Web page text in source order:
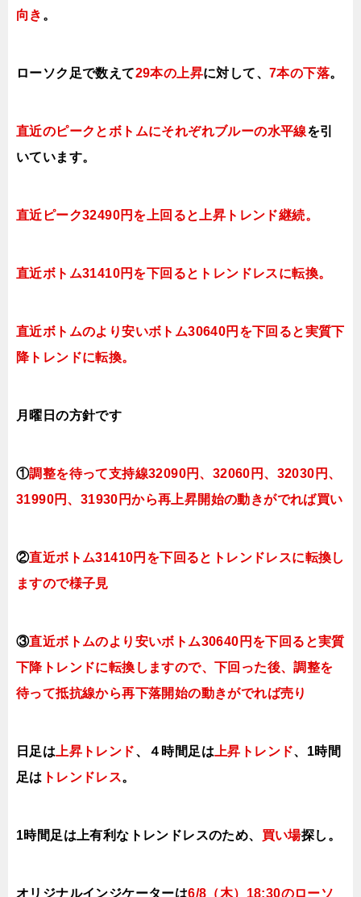
向き 。
ローソク足で数えて29本の上昇に対して、7本の下落。
直近のピークとボトムにそれぞれブルーの水平線を引
いています。
直近ピーク32490円を上回ると上昇トレンド継続。
直近ボトム31410円を下回るとトレンドレスに転換。
直近ボトムのより安いボトム30640円を下回ると実質下
降トレンドに転換。
月曜日の方針です
①調整を待って支持線32090円、32060円、32030円、
31990円、31930円から再上昇開始の動きがでれば買い
②直近ボトム31410円を下回るとトレンドレスに転換し
ますので様子見
③直近ボトムのより安いボトム30640円を下回ると実質
下降トレンドに転換しますので、下回った後、調整を
待って抵抗線から再下落開始の動きがでれば売り
日足は 上昇トレンド、４時間足は 上昇トレンド、1時間
足は トレンドレス。
1時間足は上有利なトレンドレスのため、 買い場探し。
オリジナルインジケーターは6/8（木）18:30のローソ